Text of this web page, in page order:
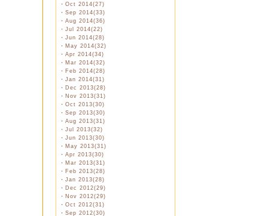
・ Oct 2014(27)
・ Sep 2014(33)
・ Aug 2014(36)
・ Jul 2014(22)
・ Jun 2014(28)
・ May 2014(32)
・ Apr 2014(34)
・ Mar 2014(32)
・ Feb 2014(28)
・ Jan 2014(31)
・ Dec 2013(28)
・ Nov 2013(31)
・ Oct 2013(30)
・ Sep 2013(30)
・ Aug 2013(31)
・ Jul 2013(32)
・ Jun 2013(30)
・ May 2013(31)
・ Apr 2013(30)
・ Mar 2013(31)
・ Feb 2013(28)
・ Jan 2013(28)
・ Dec 2012(29)
・ Nov 2012(29)
・ Oct 2012(31)
・ Sep 2012(30)